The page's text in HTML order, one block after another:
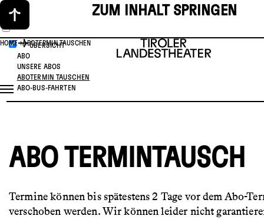
ZUM INHALT SPRINGEN
HOME ABOTERMIN TAUSCHEN
ABO TERMINTAUSCH
Termine können bis spätestens 2 Tage vor dem Abo-
verschoben werden. Wir können leider nicht
ÜBERSICHT
ABO
UNSERE ABOS
ABOTERMIN TAUSCHEN
ABO-BUS-FAHRTEN